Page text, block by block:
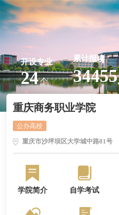
开设专业
24个
累计报读
重庆商务职业学院
公办高校
重庆市沙坪坝区大学城中路81号
学院简介 自学考试